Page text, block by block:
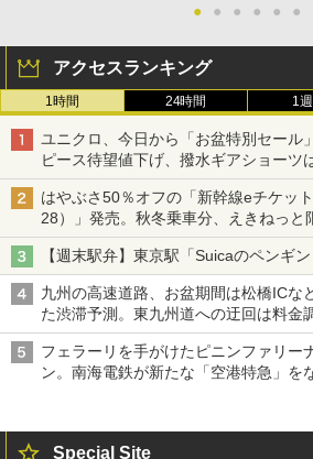
● ● ● ● ● ●
アクセスランキング
1時間 24時間 1
ユニクロ、今日から「お盆特別セール
ピース待望値下げ、撥水ギアショーツ
はやぶさ50％オフの「新幹線eチケッ
28）」発売。秋冬乗車分、えきねっと
【週末駅弁】東京駅「Suicaのペンギン
九州の高速道路、お盆期間は松橋ICな
た渋滞予測。東九州道への迂回は料金
フェラーリを手がけたピニンファリー
ン。南海電鉄が新たな「空港特急」を
Special Site